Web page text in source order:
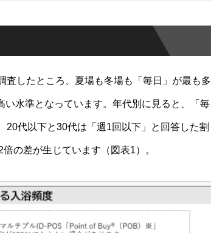
査したところ、夏場も冬場も「毎日」が最も多
い水準となっています。年代別に見ると、「毎
20代以下と30代は「週1回以下」と回答した割
の差が生じています（図表1）。